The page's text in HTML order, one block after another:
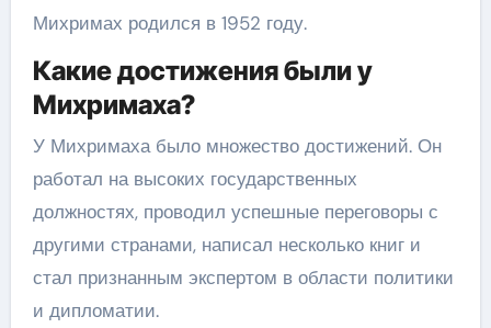
Михримах родился в 1952 году.
Какие достижения были у
Михримаха?
У Михримаха было множество достижений. Он
работал на высоких государственных
должностях, проводил успешные переговоры с
другими странами, написал несколько книг и
стал признанным экспертом в области политики
и дипломатии.